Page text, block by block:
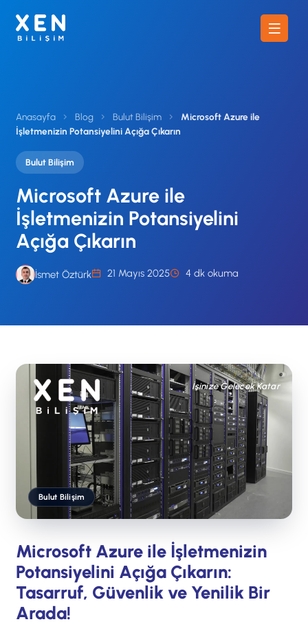
Anasayfa Blog Bulut Bilişim
Microsoft Azure ile
İşletmenizin Potansiyelini Açığa Çıkarın
Bulut Bilişim
Microsoft Azure ile
İşletmenizin Potansiyelini
Açığa Çıkarın
İsmet Öztürk 21 Mayıs 2025 4 dk okuma
İşinize Gelecek Katar
Bulut Bilişim
Microsoft Azure ile İşletmenizin
Potansiyelini Açığa Çıkarın:
Tasarruf, Güvenlik ve Yenilik Bir
Arada!